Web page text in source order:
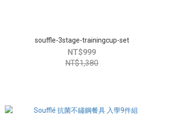
souffle-3stage-trainingcup-set
NT$999
NT$1,380